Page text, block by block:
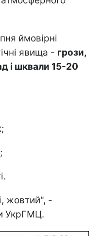
ймовірні
явища - грози,
і шквали 15-20
жовтий", -
УкрГМЦ.